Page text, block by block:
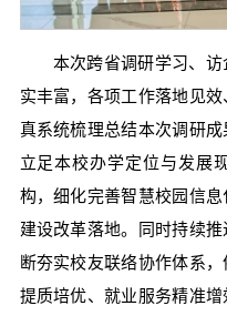
本次跨省调研学习、
实丰富，各项工作落地见
真系统梳理总结本次调研成
立足本校办学定位与发展
构，细化完善智慧校园信
建设改革落地。同时持续
断夯实校友联络协作体系
提质培优、就业服务精准